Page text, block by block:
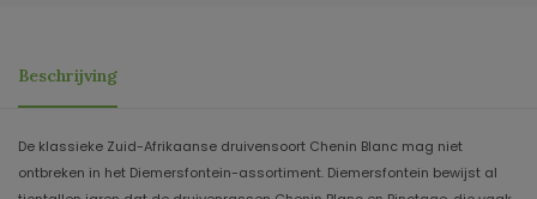
Beschrijving
De klassieke Zuid-Afrikaanse druivensoort Chenin Blanc mag niet
ontbreken in het Diemersfontein-assortiment. Diemersfontein bewijst al